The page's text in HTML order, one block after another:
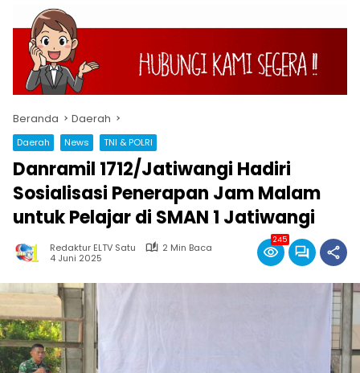
Beranda Daerah
Daerah News TNI & POLRI
Danramil 1712/Jatiwangi Hadiri
Sosialisasi Penerapan Jam Malam
untuk Pelajar di SMAN 1 Jatiwangi
Redaktur ELTV Satu
2 Min Baca
4 Juni 2025
245